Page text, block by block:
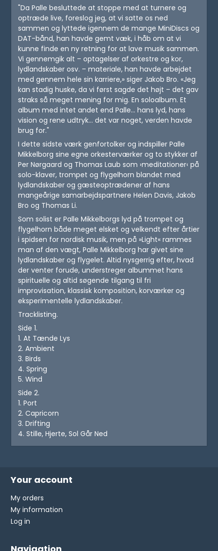
"Da Palle besluttede at stoppe med at turnere og
optræde live, foreslog jeg, at vi satte os ned
sammen og lyttede igennem de mange MiniDiscs og
DAT-bånd, han havde gemt væk, i håb om at vi
kunne finde en ny retning for at lave musik sammen.
Vi gennemgik alt – optagelser af orkestre og kor,
lydlandskaber osv. – materiale, han havde arbejdet
med gennem hele sin karriere,» siger Jakob Bro. «Jeg
kan stadig huske, da vi først sagde det højt – det gav
straks så meget mening for mig. En soloalbum. Et
album med intet andet end Palle... hans lyd, hans
vision og rene udtryk... det var noget, verden havde
brug for."
I dette sidste værk genfortolker og indspiller Palle
Mikkelborg sine egne orkesterværker og to stykker af
Per Nørgaard og Thomas Laub som ›meditationer‹ på
solo-klaver, trompet og flygelhorn blandet med
lydlandskaber og gæsteoptrædener af hans
mangeårige samarbejdspartnere Helen Davis, Jakob
Bro og Thomas Li.
Som solist er Palle Mikkelborgs lyd på trompet og
flygelhorn både meget elsket og velkendt efter årtier
i spidsen for nordisk musik, men på »Light« rammes
man af den vægt, Palle Mikkelborg har givet sine
lydlandskaber og flygelet. Altid nysgerrig efter, hvad
der venter forude, understreger albummet hans
spirituelle og altid søgende tilgang til fri
improvisation, klassisk komposition, korværker og
eksperimentelle lydlandskaber.
Tracklisting.
Side 1.
1. At Tænde Lys
2. Ambient
3. Birds
4. Spring
5. Wind
Side 2.
1. Port
2. Capricorn
3. Drifting
4. Stille, Hjerte, Sol Går Ned
Your account
My orders
My information
Log in